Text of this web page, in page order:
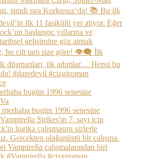
bugün 1996 senesine